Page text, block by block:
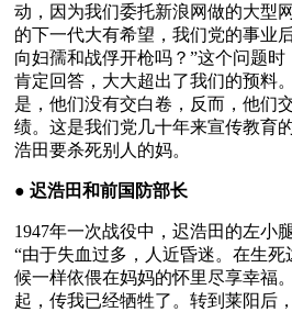
动，因为我们委托新浪网做的大型
的下一代大有希望，我们党的事业
向妇孺和战俘开枪吗？”这个问题时
肯定回答，大大超出了我们的预料
是，他们没有交白卷，反而，他们
绩。这是我们党几十年来宣传教育
浩田要杀死别人的妈。
● 迟浩田和前国防部长
1947年一次战役中，迟浩田的左小
“由于失血过多，人近昏迷。在生
候一样依偎在妈妈的怀里尽享幸福
起，传我已经牺牲了。转到莱阳后